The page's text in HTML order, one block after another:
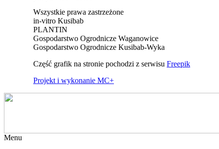
Wszystkie prawa zastrzeżone
in-vitro Kusibab
PLANTIN
Gospodarstwo Ogrodnicze Waganowice
Gospodarstwo Ogrodnicze Kusibab-Wyka
Część grafik na stronie pochodzi z serwisu Freepik
Projekt i wykonanie MC+
Menu